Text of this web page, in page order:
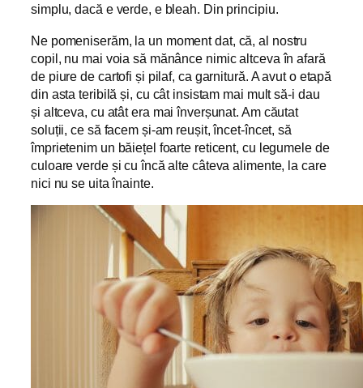
simplu, dacă e verde, e bleah. Din principiu.
Ne pomeniserăm, la un moment dat, că, al nostru
copil, nu mai voia să mănânce nimic altceva în afară
de piure de cartofi și pilaf, ca garnitură. A avut o etapă
din asta teribilă și, cu cât insistam mai mult să-i dau
și altceva, cu atât era mai înverșunat. Am căutat
soluții, ce să facem și-am reușit, încet-încet, să
împrietenim un băiețel foarte reticent, cu legumele de
culoare verde și cu încă alte câteva alimente, la care
nici nu se uita înainte.